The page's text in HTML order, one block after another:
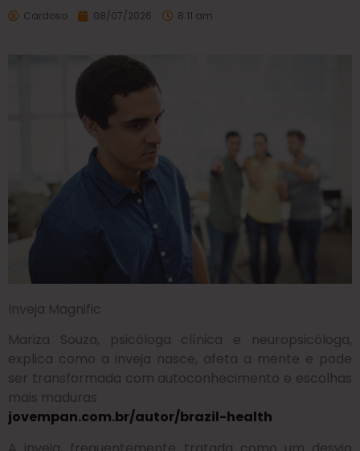
Cardoso 08/07/2026 8:11 am
Inveja Magnific
Mariza Souza, psicóloga clínica e neuropsicóloga,
explica como a inveja nasce, afeta a mente e pode
ser transformada com autoconhecimento e escolhas
mais maduras
jovempan.com.br/autor/brazil-health